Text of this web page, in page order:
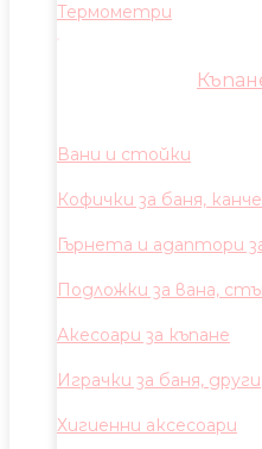
Термометри
Вани и стойки
Кофички за баня,
Гърнета и адаптори
Подложки за вана,
Акесоари за къпане
Играчки за баня, други
Хигиенни аксесоари